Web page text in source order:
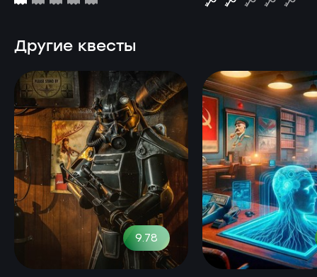
Другие квесты
9.78